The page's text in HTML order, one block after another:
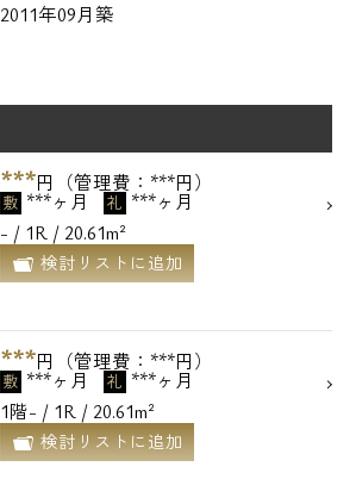
2011年09月築
***円（管理費：***円）
敷 ***ヶ月 礼 ***ヶ月
- / 1R / 20.61m²
検討リストに追加
***円（管理費：***円）
敷 ***ヶ月 礼 ***ヶ月
1階- / 1R / 20.61m²
検討リストに追加